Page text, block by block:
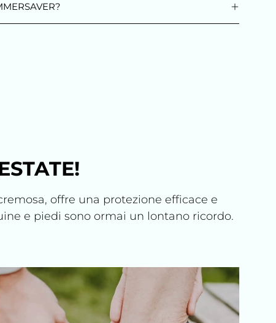
offre una protezione efficace e
e piedi sono ormai un lontano ricordo.